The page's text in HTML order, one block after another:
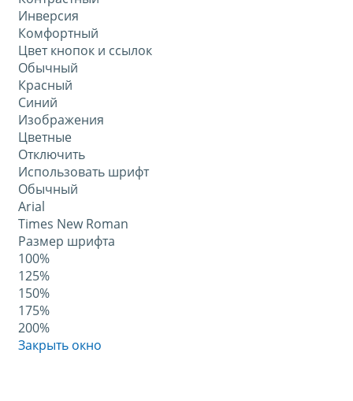
Инверсия
Комфортный
Цвет кнопок и ссылок
Обычный
Красный
Синий
Изображения
Цветные
Отключить
Использовать шрифт
Обычный
Arial
Times New Roman
Размер шрифта
100%
125%
150%
175%
200%
Закрыть окно